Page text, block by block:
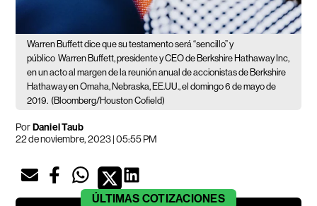
Warren Buffett dice que su testamento será “sencillo” y
público Warren Buffett, presidente y CEO de Berkshire Hathaway Inc,
en un acto al margen de la reunión anual de accionistas de Berkshire
Hathaway en Omaha, Nebraska, EE.UU., el domingo 6 de mayo de
2019. (Bloomberg/Houston Cofield)
PorDaniel Taub
22 de noviembre, 2023 | 05:55 PM
ÚLTIMAS COTIZACIONES